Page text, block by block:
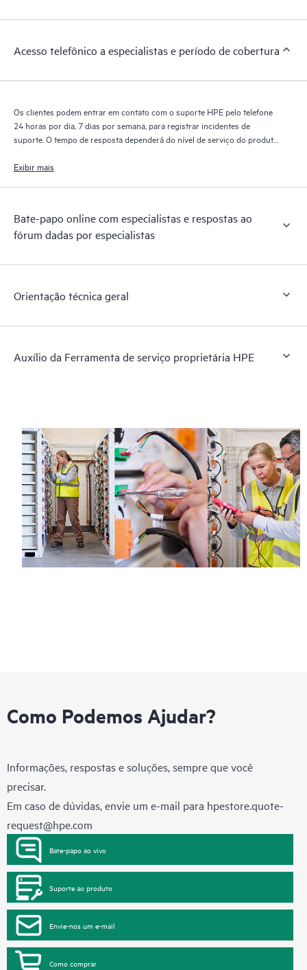
permitem que os clientes desempenhem certas atividades sem
portal de recursos e conteúdos selecionados. O serviço HPE
alcançar a excelência operacional e a otimização do
Acesso telefônico a especialistas e período de cobertura
Os clientes podem entrar em contato com o suporte HPE pelo telefone
24 horas por dia, 7 dias por semana, para registrar incidentes de
suporte. O tempo de resposta dependerá do nível de serviço do produto
Exibir mais
Bate-papo online com especialistas e respostas ao
fórum dadas por especialistas
Orientação técnica geral
Auxílio da Ferramenta de serviço proprietária HPE
Como Podemos Ajudar?
Informações, respostas e soluções, sempre que você
precisar.
Em caso de dúvidas, envie um e-mail para hpestore.quote-
request@hpe.com
Bate-papo ao vivo
Suporte ao produto
Envie-nos um e-mail
Como comprar